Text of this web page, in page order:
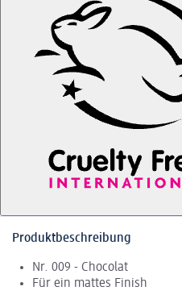
Produktbeschreibung
Nr. 009 - Chocolat
Für ein mattes Finish